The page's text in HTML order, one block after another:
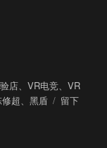
店、VR电竞、VR
超、黑盾
于
留下